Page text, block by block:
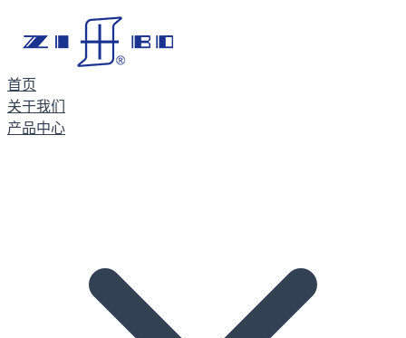
首页
关于我们
产品中心